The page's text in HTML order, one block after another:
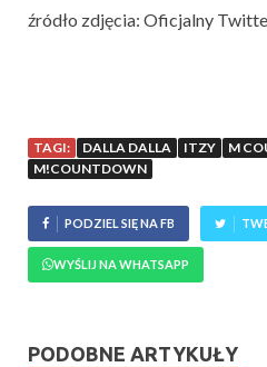
źródło zdjęcia: Oficjalny
TAGI: DALLA DALLA ITZY
M
M!COUNTDOWN
PODZIEL SIĘ NA FB
WYŚLIJ NA WHATSAPP
PODOBNE ARTYKUŁY